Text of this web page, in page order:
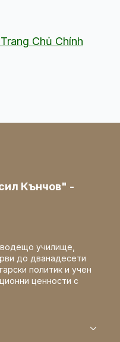
Chủ Chính
Кънчов" -
училище,
до дванадесети
политик и учен
ценности с